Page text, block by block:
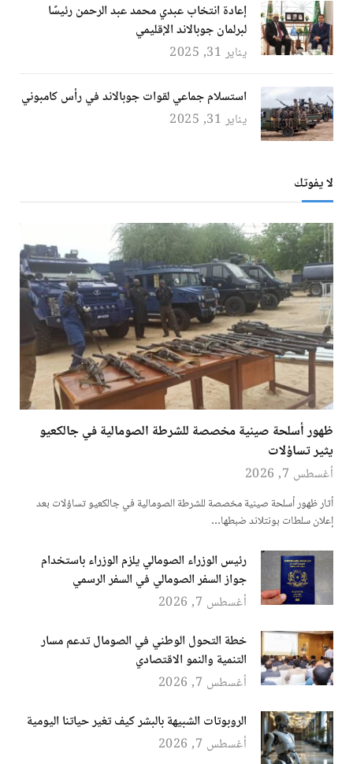
إعادة انتخاب عبدي محمد عبد الرحمن رئيسًا
لبرلمان جوبالاند الإقليمي
يناير 31, 2025
استسلام جماعي لقوات جوبالاند في رأس كامبوني
يناير 31, 2025
لا يفوتك
ظهور أسلحة صينية مخصصة للشرطة الصومالية في جالكعيو
يثير تساؤلات
أغسطس 7, 2026
أثار ظهور أسلحة صينية مخصصة للشرطة الصومالية في جالكعيو تساؤلات بعد
إعلان سلطات بونتلاند ضبطها…
رئيس الوزراء الصومالي يلزم الوزراء باستخدام
جواز السفر الصومالي في السفر الرسمي
أغسطس 7, 2026
خطة التحول الوطني في الصومال تدعم مسار
التنمية والنمو الاقتصادي
أغسطس 7, 2026
الروبوتات الشبيهة بالبشر كيف تغير حياتنا اليومية
أغسطس 7, 2026